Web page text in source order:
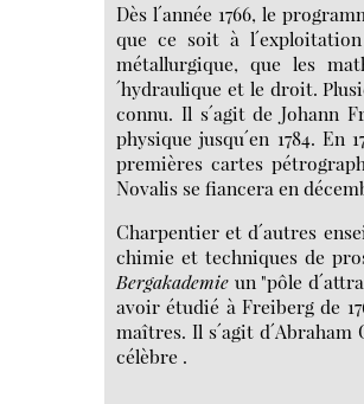
Dès l´année 1766, le
que ce soit à
métallurgique, que les
´hydraulique et le droit.
connu. Il s´agit de Johann
physique jusqu´en 1784. En
premières cartes
Novalis se fiancera en
Charpentier et d´autres
chimie et techniques de
Bergakademie un "pôle
avoir étudié à Freiberg de
maîtres. Il s´agit
célèbre .